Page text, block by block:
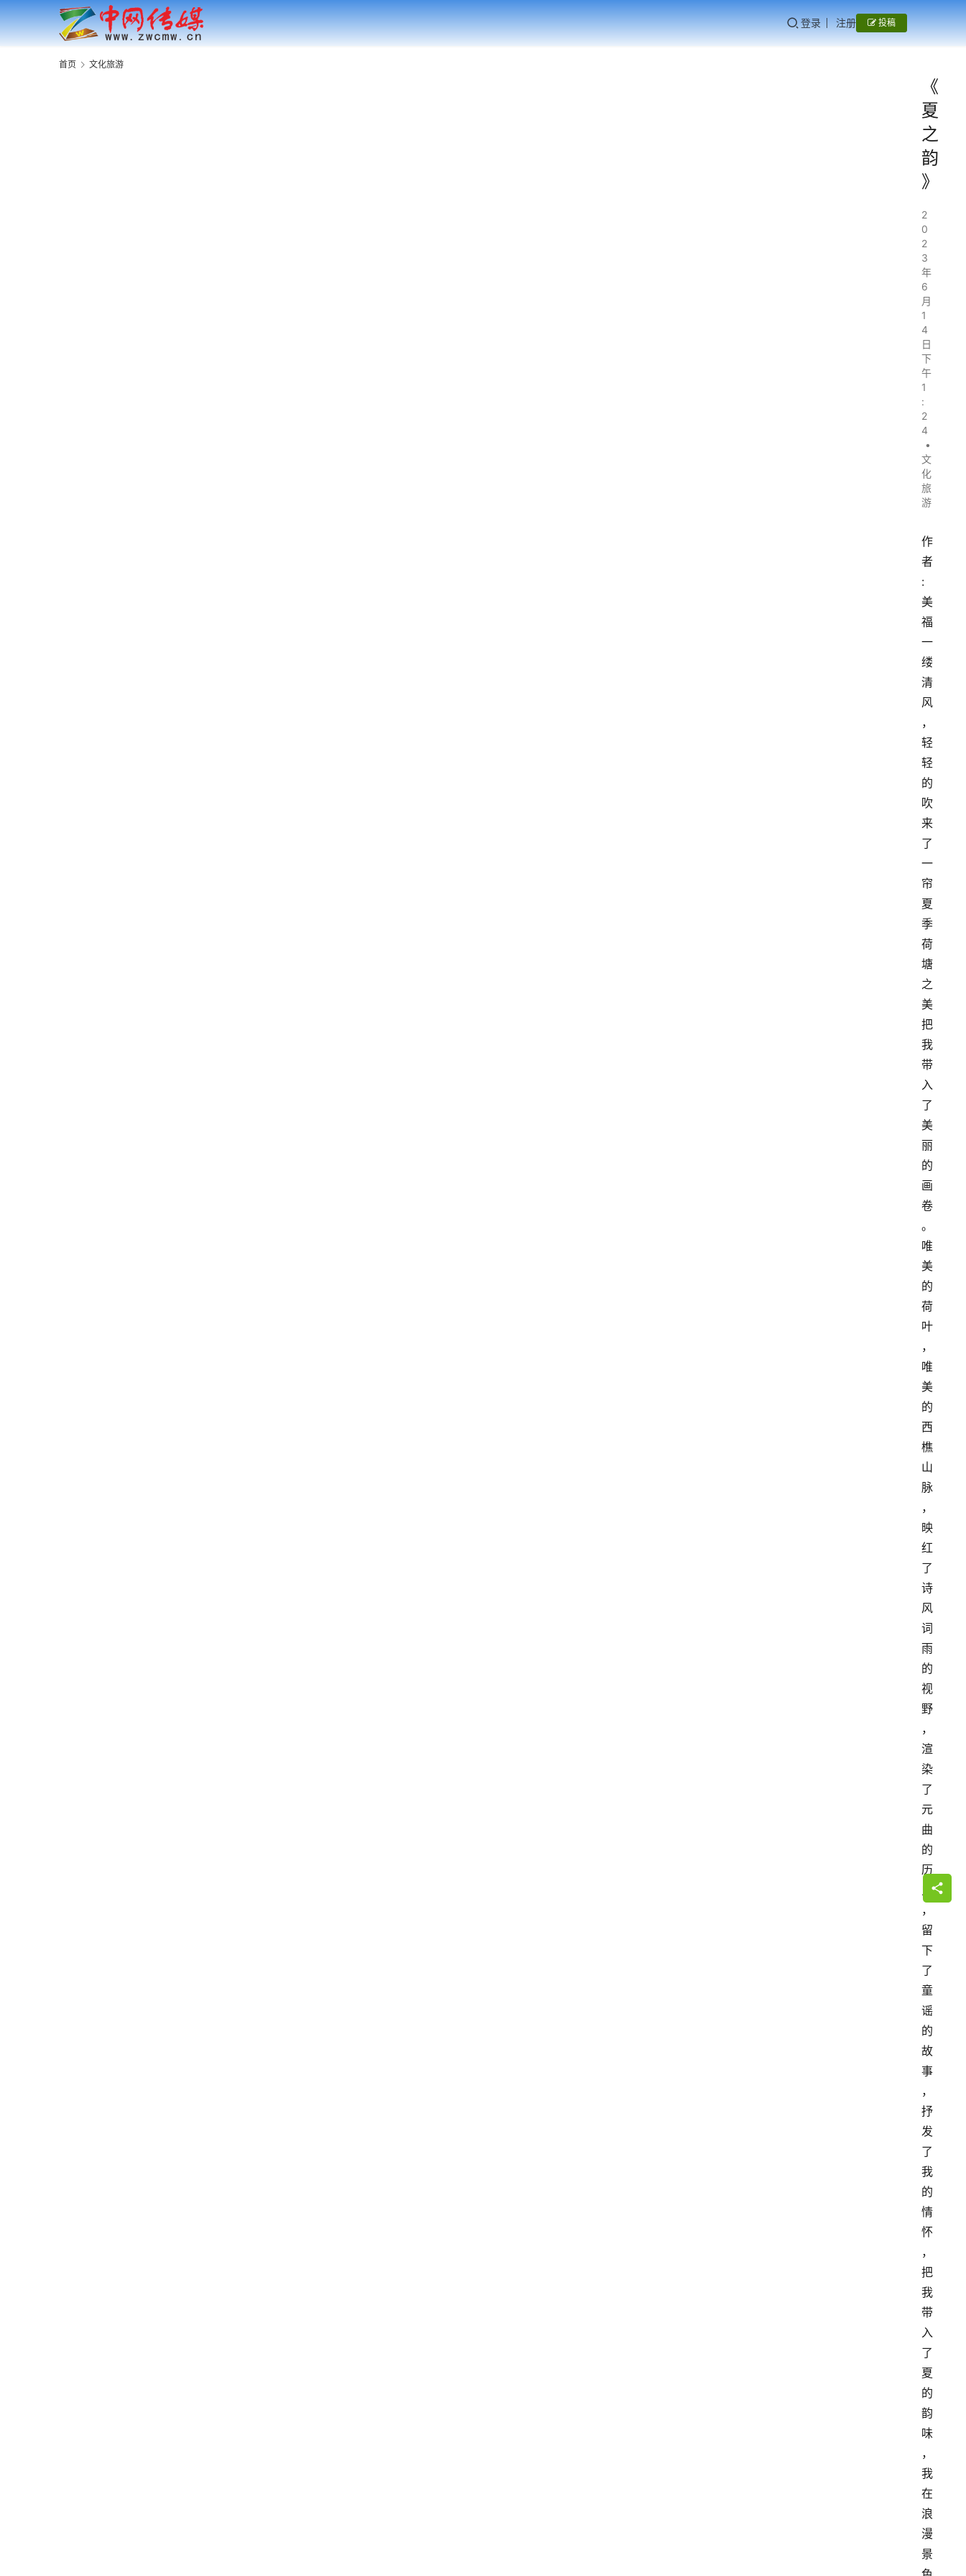
登录 注册 投稿
首页 文化旅游
《
夏
之
韵
》
2
0
2
3
年
6
月
1
4
日
下
午
1
:
2
4
•
文
化
旅
游
作
者
:
美
福
一
缕
清
风
，
轻
轻
的
吹
来
了
一
帘
夏
季
荷
塘
之
美
把
我
带
入
了
美
丽
的
画
卷
。
唯
美
的
荷
叶
，
唯
美
的
西
樵
山
脉
，
映
红
了
诗
风
词
雨
的
视
野
，
渲
染
了
元
曲
的
历
史
，
留
下
了
童
谣
的
故
事
，
抒
发
了
我
的
情
怀
，
把
我
带
入
了
夏
的
韵
味
，
我
在
浪
漫
景